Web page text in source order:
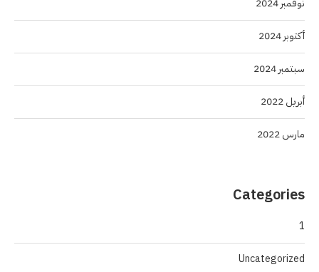
نوفمبر 2024
أكتوبر 2024
سبتمبر 2024
أبريل 2022
مارس 2022
Categories
1
Uncategorized